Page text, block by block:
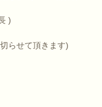
)
らせて頂きます)